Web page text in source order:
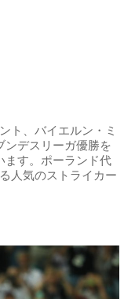
ト、バイエルン・ミ
ンデスリーガ優勝を
ます。ポーランド代
人気のストライカー